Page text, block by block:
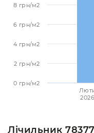
0 грн/м2
2 грн/м2
4 грн/м2
6 грн/м2
8 грн/м2
Лічильник